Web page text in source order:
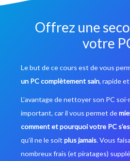
Offrez une
votre
Le but de ce cours est de vous
un PC complètement sain, rapide
L’avantage de nettoyer son PC
important, car il vous permet de
comment et pourquoi votre PC
qu’il ne le soit plus jamais. Vous
nombreux frais (et piratages)